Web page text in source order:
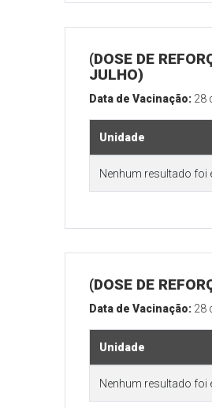
(DOSE DE
JULHO)
Data de Vacinação: 28
Unidade
Nenhum resultado foi
(DOSE DE
Data de Vacinação: 28
Unidade
Nenhum resultado foi